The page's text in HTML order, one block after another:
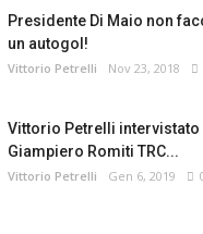
Presidente Di Maio non
un autogol!
Vittorio Petrelli Nov 23, 2018
Vittorio Petrelli intervistato
Giampiero Romiti TRC...
Vittorio Petrelli Gen 6, 2019